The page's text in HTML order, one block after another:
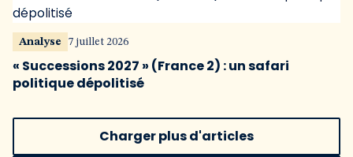
Analyse 7 juillet 2026
« Successions 2027 » (France 2) : un safari
politique dépolitisé
Charger plus d'articles